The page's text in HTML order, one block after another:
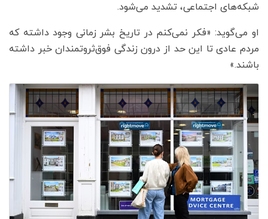
شبکه‌های اجتماعی، تشدید می‌شود.
او می‌گوید: «فکر نمی‌کنم در تاریخ بشر زمانی وجود داشته که
مردم عادی تا این حد از درون زندگی فوق‌ثروتمندان خبر داشته
باشند.»